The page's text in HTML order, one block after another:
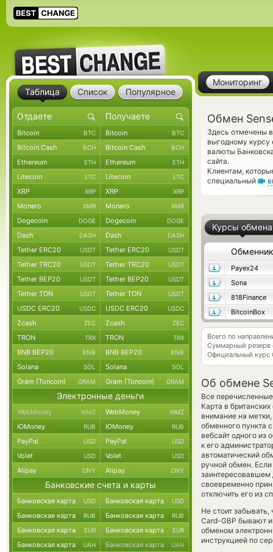
Мониторинг
Обмен
Здесь отмечены
выгодному курсу
валюты
сайта.
Клиентам,
специальный
Курсы обмена
Обменник
Payex24
Sona
818Finance
BitcoinBox
Всего по
Суммарный резерв
Официальный курс
Об обмене
Все
Карта в
внимание на
обменного пункта
вебсайт одного
к его
автоматический
ручной обмен.
своевременно
отключить его из
Не стоит
Card-GBP бывают
обменом
инструкцией по
Таблица Список Популярное
Bitcoin BTC Bitcoin BTC
Bitcoin Cash BCH Bitcoin Cash BCH
Ethereum ETH Ethereum ETH
Litecoin LTC Litecoin LTC
XRP XRP XRP XRP
Monero XMR Monero XMR
Dogecoin DOGE Dogecoin DOGE
Dash DASH Dash DASH
Tether ERC20 USDT Tether ERC20 USDT
Tether TRC20 USDT Tether TRC20 USDT
Tether BEP20 USDT Tether BEP20 USDT
Tether TON USDT Tether TON USDT
USDC ERC20 USDC USDC ERC20 USDC
Zcash ZEC Zcash ZEC
TRON TRX TRON TRX
BNB BEP20 BNB BNB BEP20 BNB
Solana SOL Solana SOL
Gram (Toncoin) GRAM Gram (Toncoin) GRAM
Электронные деньги
WebMoney WMZ WebMoney WMZ
ЮMoney RUB ЮMoney RUB
PayPal USD PayPal USD
Volet USD Volet USD
Alipay CNY Alipay CNY
Банковские счета и карты
Банковская карта USD Банковская карта USD
Банковская карта RUB Банковская карта RUB
Банковская карта EUR Банковская карта EUR
Банковская карта UAH Банковская карта UAH